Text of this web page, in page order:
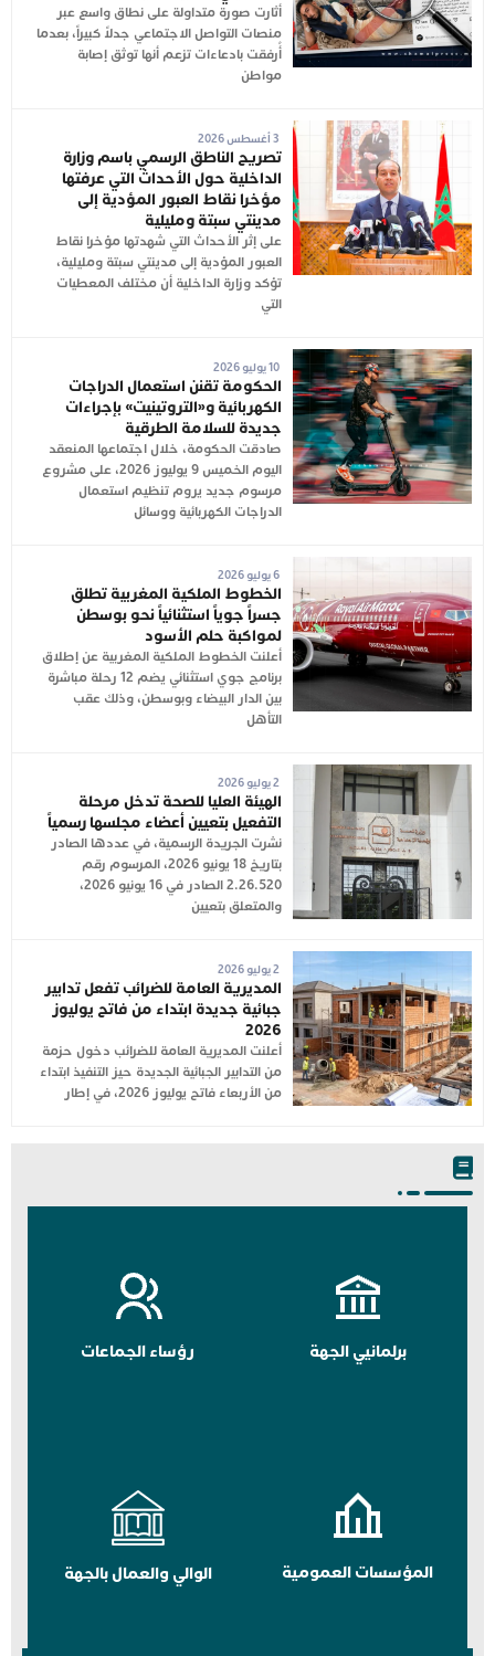
أثارت صورة متداولة على نطاق واسع عبر
منصات التواصل الاجتماعي جدلاً كبيراً، بعدما
أُرفقت بادعاءات تزعم أنها توثق إصابة
مواطن
تصريح الناطق الرسمي باسم وزارة
الداخلية حول الأحداث التي عرفتها
مؤخرا نقاط العبور المؤدية إلى
مدينتي سبتة ومليلية
على إثر الأحداث التي شهدتها مؤخرا نقاط
العبور المؤدية إلى مدينتي سبتة ومليلية،
تؤكد وزارة الداخلية أن مختلف المعطيات
التي
10 يوليو 2026
الحكومة تقنن استعمال الدراجات
الكهربائية و«التروتينيت» بإجراءات
جديدة للسلامة الطرقية
صادقت الحكومة، خلال اجتماعها المنعقد
اليوم الخميس 9 يوليوز 2026، على مشروع
مرسوم جديد يروم تنظيم استعمال
الدراجات الكهربائية ووسائل
6 يوليو 2026
الخطوط الملكية المغربية تطلق
جسراً جوياً استثنائياً نحو بوسطن
لمواكبة حلم الأسود
أعلنت الخطوط الملكية المغربية عن إطلاق
برنامج جوي استثنائي يضم 12 رحلة مباشرة
بين الدار البيضاء وبوسطن، وذلك عقب
التأهل
2 يوليو 2026
الهيئة العليا للصحة تدخل مرحلة
التفعيل بتعيين أعضاء مجلسها رسمياً
نشرت الجريدة الرسمية، في عددها الصادر
بتاريخ 18 يونيو 2026، المرسوم رقم
2.26.520 الصادر في 16 يونيو 2026،
والمتعلق بتعيين
2 يوليو 2026
المديرية العامة للضرائب تفعل تدابير
جبائية جديدة ابتداء من فاتح يوليوز
2026
أعلنت المديرية العامة للضرائب دخول حزمة
من التدابير الجبائية الجديدة حيز التنفيذ ابتداء
من الأربعاء فاتح يوليوز 2026، في إطار
برلمانيي الجهة رؤساء الجماعات
المؤسسات العمومية الوالي والعمال بالجهة